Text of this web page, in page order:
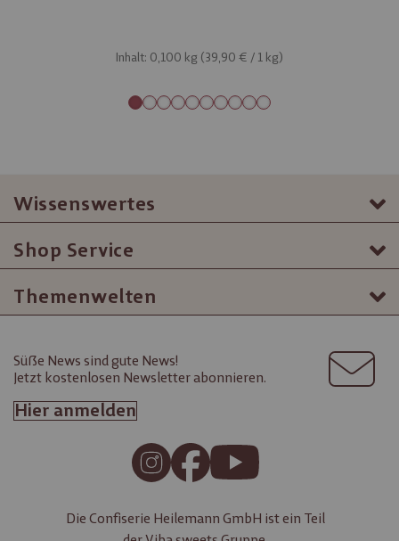
Inhalt: 0,100 kg (39,90 € / 1 kg)
Wissenswertes
Shop Service
Themenwelten
Süße News sind gute News!
Jetzt kostenlosen Newsletter abonnieren.
Hier anmelden
Die Confiserie Heilemann GmbH ist ein Teil